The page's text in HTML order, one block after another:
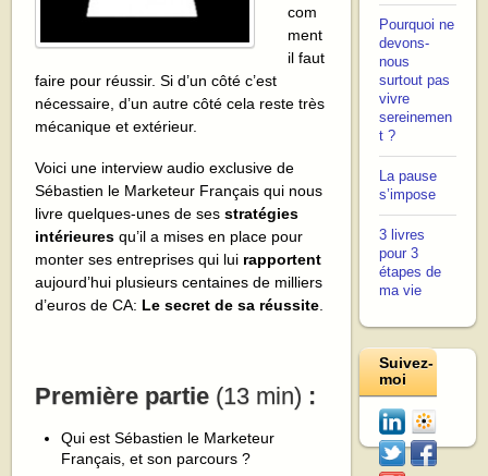
com
ment
il faut
faire pour réussir. Si d’un côté c’est
nécessaire, d’un autre côté cela reste très
mécanique et extérieur.
Voici une interview audio exclusive de
Sébastien le Marketeur Français qui nous
livre quelques-unes de sesstratégies
intérieures qu’il a mises en place pour
monter ses entreprises qui lui rapportent
aujourd’hui plusieurs centaines de milliers
d’euros de CA: Le secret de sa réussite
Première partie (13 min) :
Qui est Sébastien le Marketeur
Français, et son parcours ?
Pourquoi ne
devons-
nous
surtout pas
vivre
sereinemen
t ?
La pause
s’impose
3 livres
pour 3
étapes de
ma vie
Suivez-
moi